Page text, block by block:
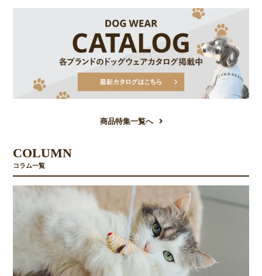
商品特集一覧へ
COLUMN
コラム一覧